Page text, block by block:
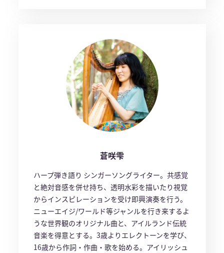
蒼咲雫
ハープ弾き語り シンガーソングライター。共感覚
と絶対音感を併せ持ち、透明水彩を描いたり視覚
からインスピレーションを受け即興演奏を行う。
ニューエイジ/ワールド等ジャンルを行き来するよ
うな世界観のオリジナル曲と、アイルランド伝統
音楽を得意とする。3歳よりエレクトーンを学び、
16歳から作詞・作曲・歌を始める。アイリッシュ